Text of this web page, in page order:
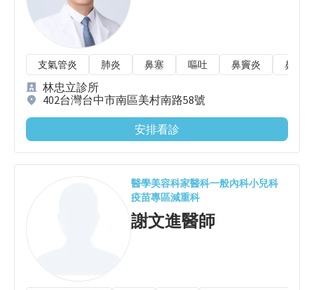
支氣管炎 肺炎 鼻塞 嘔吐 鼻竇炎 鼻涕
林忠立診所
402台灣台中市南區美村南路58號
安排看診
醫學美容科家醫科一般內科小兒科
疫苗專區減重科
謝文進醫師